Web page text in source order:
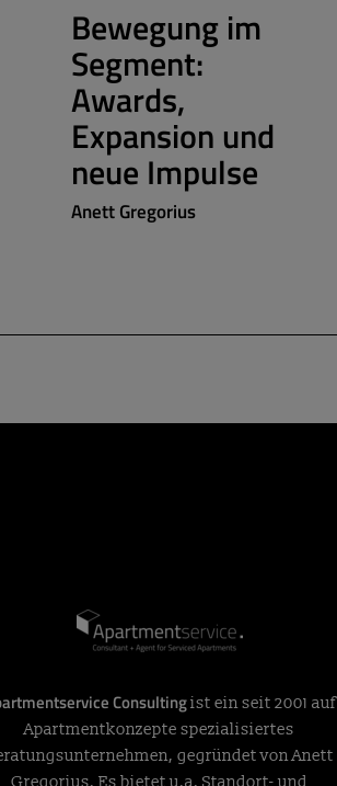
Bewegung im
Segment:
Awards,
Expansion und
neue Impulse
Anett Gregorius
Consultingist ein seit 2001 auf
Apartmentkonzepte spezialisiertes
gegründet von Anett